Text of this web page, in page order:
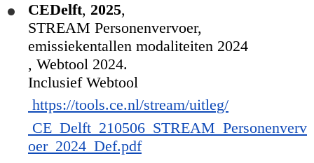
CEDelft, 2025,
STREAM Personenvervoer,
emissiekentallen modaliteiten 2024
, Webtool 2024.
Inclusief Webtool
https://tools.ce.nl/stream/uitleg/
CE_Delft_210506_STREAM_Personenverv
oer_2024_Def.pdf